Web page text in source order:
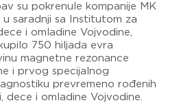
su pokrenule kompanije MK
u saradnji sa Institutom za
i omladine Vojvodine,
750 hiljada evra
magnetne rezonance
i prvog specijalnog
prevremeno rođenih
dece i omladine Vojvodine.